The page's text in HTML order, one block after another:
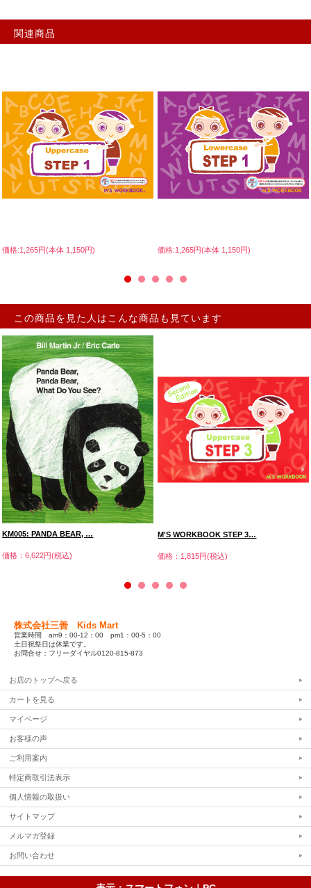
関連商品
価格:1,265円(本体 1,150円) 価格:1,265円(本体 1,150円)
この商品を見た人はこんな商品も見ています
KM005: PANDA BEAR, …
価格：6,622円(税込)
M'S WORKBOOK STEP 3…
価格：1,815円(税込)
株式会社三善 Kids Mart
営業時間 am9：00-12：00 pm1：00-5：00
土日祝祭日は休業です。
お問合せ：フリーダイヤル0120-815-873
お店のトップへ戻る
カートを見る
マイページ
お客様の声
ご利用案内
特定商取引法表示
個人情報の取扱い
サイトマップ
メルマガ登録
お問い合わせ